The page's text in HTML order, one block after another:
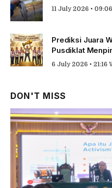
11 July 2026 •
Prediksi Juara
Pusdiklat
6 July 2026 • 21:16
DON'T MISS